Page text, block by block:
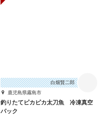
白畑賢二郎
鹿児島県霧島市
釣りたてピカピカ太刀魚 冷凍真空
パック